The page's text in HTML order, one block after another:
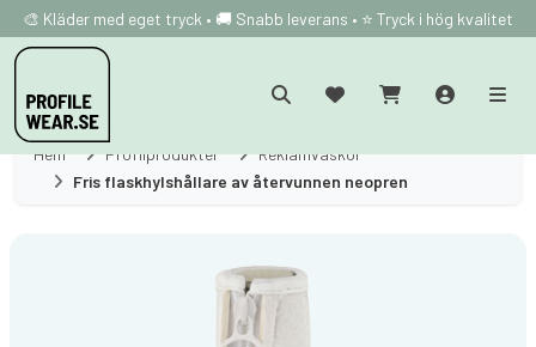
🎨 Kläder med eget tryck • 🚚 Snabb leverans • ⭐ Tryck i hög kvalitet
Hem Profilprodukter
Reklamväskor
Fris flaskhylshållare av återvunnen neopren